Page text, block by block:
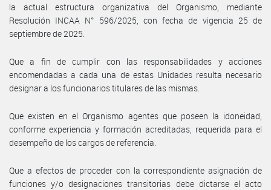
la actual estructura organizativa del Organismo, mediante
Resolución INCAA N° 596/2025, con fecha de vigencia 25 de
septiembre de 2025.
Que a fin de cumplir con las responsabilidades y acciones
encomendadas a cada una de estas Unidades resulta necesario
designar a los funcionarios titulares de las mismas.
Que existen en el Organismo agentes que poseen la idoneidad,
conforme experiencia y formación acreditadas, requerida para el
desempeño de los cargos de referencia.
Que a efectos de proceder con la correspondiente asignación de
funciones y/o designaciones transitorias debe dictarse el acto